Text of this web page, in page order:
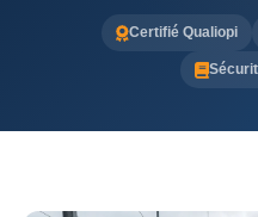
Certifié Qualiopi